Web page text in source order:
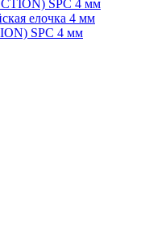
SPC 4 мм
елочка 4 мм
SPC 4 мм